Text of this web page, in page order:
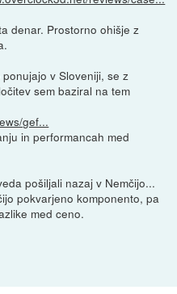
denar. Prostorno ohišje z
v Sloveniji, se z
sem baziral na tem
gef...
in performancah med
pošiljali nazaj v Nemčijo...
pokvarjeno komponento, pa
med ceno.